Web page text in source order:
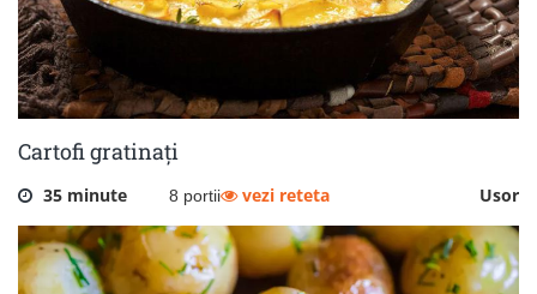
Cartofi gratinați
35 minute 8 portii Usor
vezi reteta